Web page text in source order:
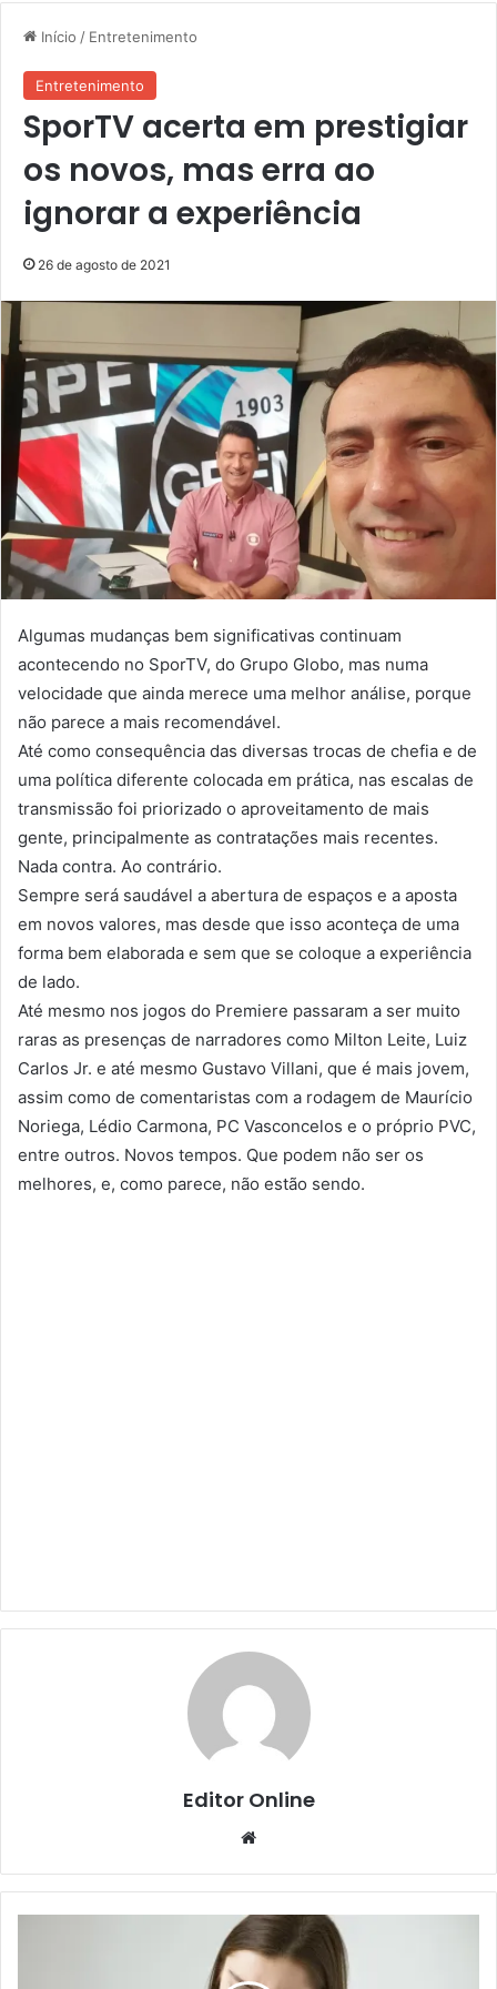
Início / Entretenimento
Entretenimento
SporTV acerta em prestigiar
os novos, mas erra ao
ignorar a experiência
26 de agosto de 2021
Algumas mudanças bem significativas continuam
acontecendo no SporTV, do Grupo Globo, mas numa
velocidade que ainda merece uma melhor análise, porque
não parece a mais recomendável.
Até como consequência das diversas trocas de chefia e de
uma política diferente colocada em prática, nas escalas de
transmissão foi priorizado o aproveitamento de mais
gente, principalmente as contratações mais recentes.
Nada contra. Ao contrário.
Sempre será saudável a abertura de espaços e a aposta
em novos valores, mas desde que isso aconteça de uma
forma bem elaborada e sem que se coloque a experiência
de lado.
Até mesmo nos jogos do Premiere passaram a ser muito
raras as presenças de narradores como Milton Leite, Luiz
Carlos Jr. e até mesmo Gustavo Villani, que é mais jovem,
assim como de comentaristas com a rodagem de Maurício
Noriega, Lédio Carmona, PC Vasconcelos e o próprio PVC,
entre outros. Novos tempos. Que podem não ser os
melhores, e, como parece, não estão sendo.
Editor Online